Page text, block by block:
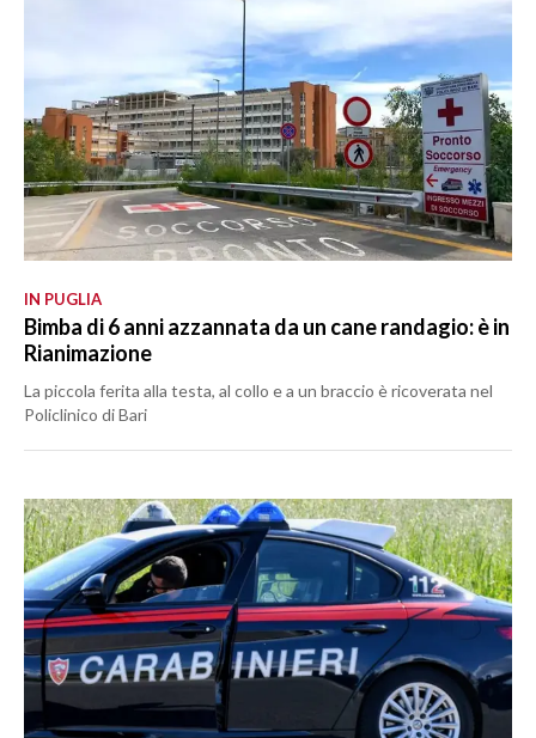
IN PUGLIA
Bimba di 6 anni azzannata da un cane randagio: è in
Rianimazione
La piccola ferita alla testa, al collo e a un braccio è ricoverata nel
Policlinico di Bari